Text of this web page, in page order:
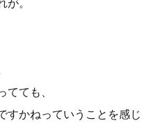
。
ても、
すかねっていうことを感じ